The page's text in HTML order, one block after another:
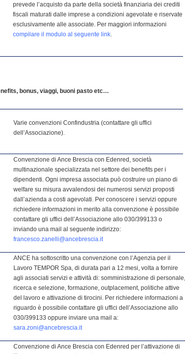
prevede l’acquisto da parte della società finanziaria dei crediti
fiscali maturati dalle imprese a condizioni agevolate e riservate
esclusivamente alle associate. Per maggiori informazioni
compilare il modulo al seguente link
bonus, viaggi, buoni pasto etc…
Varie convenzioni Confindustria (contattare gli uffici
dell’Associazione).
Convenzione di Ance Brescia con Edenred, società
multinazionale specializzata nel settore dei benefits per i
dipendenti. Ogni impresa associata può costruire un piano di
welfare su misura avvalendosi dei numerosi servizi proposti
dall’azienda a costi agevolati. Per conoscere i servizi oppure
richiedere informazioni in merito alla convenzione è possibile
contattare gli uffici dell’Associazione allo 030/399133 o
inviando una mail al seguente indirizzo:
francesco.zanelli@ancebrescia.it
ANCE ha sottoscritto una convenzione con l’Agenzia per il
Lavoro TEMPOR Spa, di durata pari a 12 mesi, volta a fornire
agli associati servizi e attività di: somministrazione di personale,
ricerca e selezione, formazione, outplacement, politiche attive
del lavoro e attivazione di tirocini. Per richiedere informazioni a
riguardo è possibile contattare gli uffici dell’Associazione allo
030/399133 oppure inviare una mail a:
sara.zoni@ancebrescia.it
Convenzione di Ance Brescia con Edenred per l’attivazione di